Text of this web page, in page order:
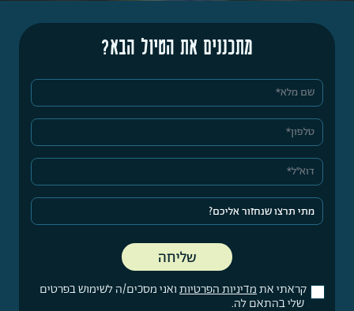
מתכננים את הטיול הבא?
קראתי אתמדיניות הפרטיותואני מסכים/ה לשימוש בפרטים
שלי בהתאם לה.